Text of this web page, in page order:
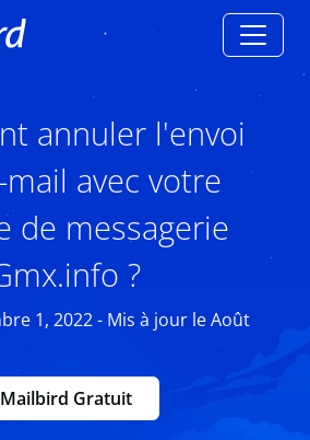
annuler l'envoi
avec votre
de messagerie
?
1, 2022 - Mis à jour le Août
Mailbird Gratuit